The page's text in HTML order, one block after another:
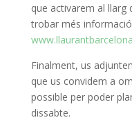
que activarem al llarg
trobar més
Finalment, us
que us convidem a
possible per poder
dissabte.